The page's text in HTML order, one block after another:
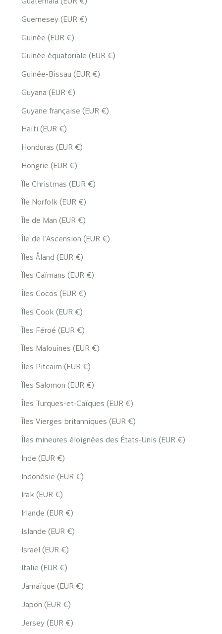
Guernesey (EUR €)
Guinée (EUR €)
Guinée équatoriale (EUR €)
Guinée-Bissau (EUR €)
Guyana (EUR €)
Guyane française (EUR €)
Haïti (EUR €)
Honduras (EUR €)
Hongrie (EUR €)
Île Christmas (EUR €)
Île Norfolk (EUR €)
Île de Man (EUR €)
Île de l’Ascension (EUR €)
Îles Åland (EUR €)
Îles Caïmans (EUR €)
Îles Cocos (EUR €)
Îles Cook (EUR €)
Îles Féroé (EUR €)
Îles Malouines (EUR €)
Îles Pitcairn (EUR €)
Îles Salomon (EUR €)
Îles Turques-et-Caïques (EUR €)
Îles Vierges britanniques (EUR €)
Îles mineures éloignées des États-Unis (EUR €)
Inde (EUR €)
Indonésie (EUR €)
Irak (EUR €)
Irlande (EUR €)
Islande (EUR €)
Israël (EUR €)
Italie (EUR €)
Jamaïque (EUR €)
Japon (EUR €)
Jersey (EUR €)